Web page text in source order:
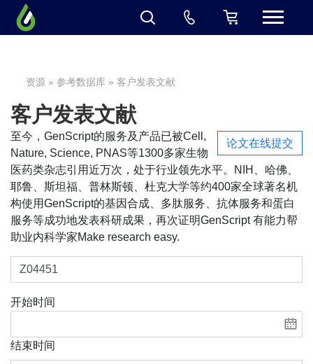
资源 »参考数据库 » 客户发表文献
客户发表文献
论文在线提交
至今，GenScript的服务及产品已被Cell,
Nature, Science, PNAS等1300多家生物
医药类杂志引用近万次，处于行业领先水平。NIH、哈佛、
耶鲁、斯坦福、普林斯顿、杜克大学等约400家全球著名机
构使用GenScript的基因合成、多肽服务、抗体服务和蛋白
服务等成功地发表科研成果，再次证明GenScript 有能力帮
助业内科学家Make research easy.
开始时间
结束时间